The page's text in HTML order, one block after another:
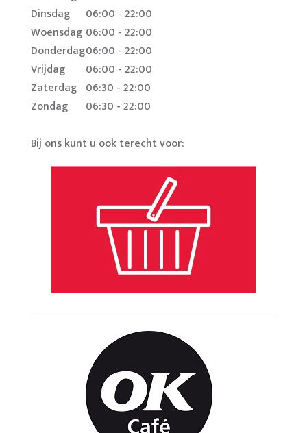
Dinsdag
06:00 - 22:00
Woensdag 06:00 - 22:00
Donderdag06:00 - 22:00
Vrijdag
06:00 - 22:00
Zaterdag 06:30 - 22:00
Zondag
06:30 - 22:00
Bij ons kunt u ook terecht voor: